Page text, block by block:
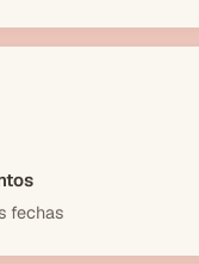
fechas